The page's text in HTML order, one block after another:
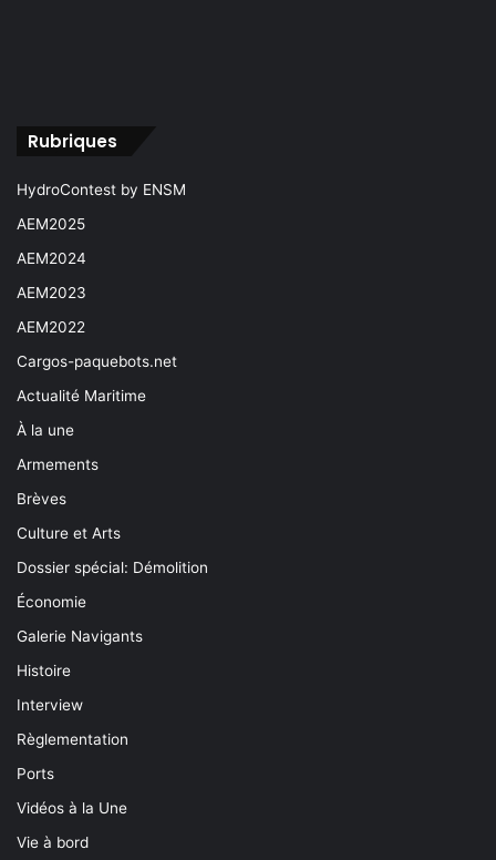
Rubriques
HydroContest by ENSM
AEM2025
AEM2024
AEM2023
AEM2022
Cargos-paquebots.net
Actualité Maritime
À la une
Armements
Brèves
Culture et Arts
Dossier spécial: Démolition
Économie
Galerie Navigants
Histoire
Interview
Règlementation
Ports
Vidéos à la Une
Vie à bord